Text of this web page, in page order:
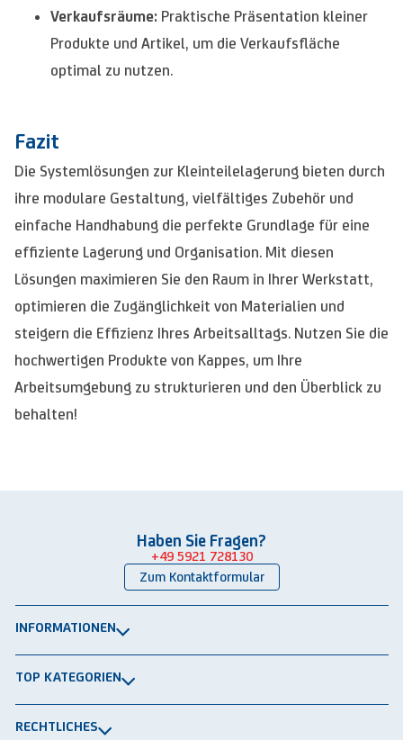
Verkaufsräume: Praktische Präsentation kleiner
Produkte und Artikel, um die Verkaufsfläche
optimal zu nutzen.
Fazit
Die Systemlösungen zur Kleinteilelagerung bieten durch
ihre modulare Gestaltung, vielfältiges Zubehör und
einfache Handhabung die perfekte Grundlage für eine
effiziente Lagerung und Organisation. Mit diesen
Lösungen maximieren Sie den Raum in Ihrer Werkstatt,
optimieren die Zugänglichkeit von Materialien und
steigern die Effizienz Ihres Arbeitsalltags. Nutzen Sie die
hochwertigen Produkte von Kappes, um Ihre
Arbeitsumgebung zu strukturieren und den Überblick zu
behalten!
Haben Sie Fragen?
+49 5921 728130
Zum Kontaktformular
INFORMATIONEN
Newsletter
TOP KATEGORIEN
RECHTLICHES